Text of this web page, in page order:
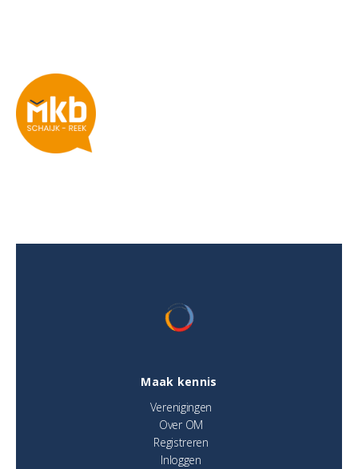
Maak kennis
Verenigingen
Over OM
Registreren
Inloggen